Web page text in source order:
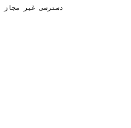
دسترسی غیر مجاز